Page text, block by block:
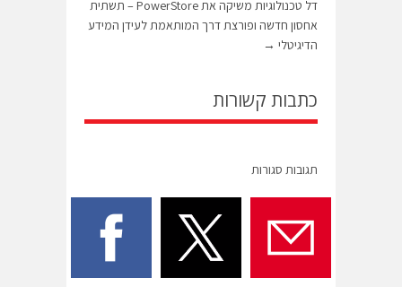
דל טכנולוגיות משיקה את PowerStore – תשתית
אחסון חדשה ופורצת דרך המותאמת לעידן המידע
הדיגיטלי →
כתבות קשורות
תגובות סגורות